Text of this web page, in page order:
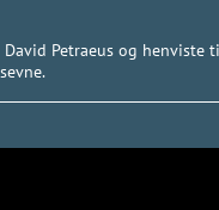
Petraeus og henviste